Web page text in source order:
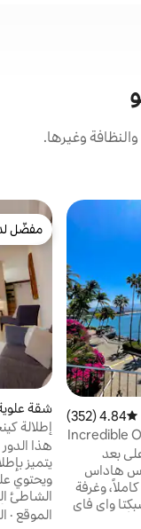
وغيرها.
متوسط التقييم 4.84 من 5، 352 مراجعات
4.84 (352)
Incredible
بعد
هاداس
وغرفة
واي فاي
مفضّل
مفضّل
شقة
إطلالة
خاص
هذا
يتميز
ويحتوي
يُسمح
الموقع ·